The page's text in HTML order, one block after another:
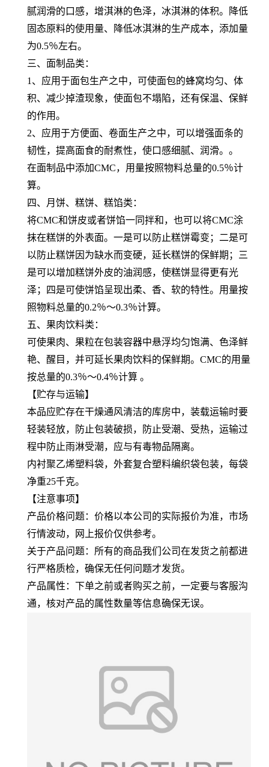
腻润滑的口感，增淇淋的色泽，冰淇淋的体积。降低
固态原料的使用量、降低冰淇淋的生产成本，添加量
为0.5％左右。
三、面制品类：
1、应用于面包生产之中，可使面包的蜂窝均匀、体
积、减少掉渣现象，使面包不塌陷，还有保温、保鲜
的作用。
2、应用于方便面、卷面生产之中，可以增强面条的
韧性，提高面食的耐煮性，使口感细腻、润滑。。
在面制品中添加CMC，用量按照物料总量的0.5％计
算。
四、月饼、糕饼、糕馅类：
将CMC和饼皮或者饼馅一同拌和，也可以将CMC涂
抹在糕饼的外表面。一是可以防止糕饼霉变；二是可
以防止糕饼因为缺水而变硬，延长糕饼的保鲜期；三
是可以增加糕饼外皮的油润感，使糕饼显得更有光
泽；四是可使饼馅呈现出柔、香、软的特性。用量按
照物料总量的0.2％～0.3％计算。
五、果肉饮料类：
可使果肉、果粒在包装容器中悬浮均匀饱满、色泽鲜
艳、醒目，并可延长果肉饮料的保鲜期。CMC的用量
按总量的0.3％～0.4％计算 。
【贮存与运输】
本品应贮存在干燥通风清洁的库房中，装载运输时要
轻装轻放，防止包装破损，防止受潮、受热，运输过
程中防止雨淋受潮，应与有毒物品隔离。
内衬聚乙烯塑料袋，外套复合塑料编织袋包装，每袋
净重25千克。
【注意事项】
产品价格问题：价格以本公司的实际报价为准，市场
行情波动，网上报价仅供参考。
关于产品问题：所有的商品我们公司在发货之前都进
行严格质检，确保无任何问题才发货。
产品属性：下单之前或者购买之前，一定要与客服沟
通，核对产品的属性数量等信息确保无误。